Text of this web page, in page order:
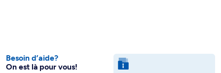
Besoin d’aide?
On est là pour vous!